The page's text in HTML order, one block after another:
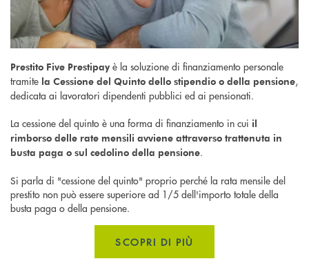
Prestito Five Prestipay è la soluzione di finanziamento personale
tramite la Cessione del Quinto dello stipendio o della pensione,
dedicata ai lavoratori dipendenti pubblici ed ai pensionati.
La cessione del quinto è una forma di finanziamento in cui il
rimborso delle rate mensili avviene attraverso trattenuta in
busta paga o sul cedolino della pensione.
Si parla di "cessione del quinto" proprio perché la rata mensile del
prestito non può essere superiore ad 1/5 dell'importo totale della
busta paga o della pensione.
SCOPRI DI PIÙ